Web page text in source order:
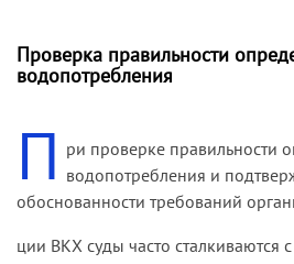
отклонил и
методику расчета объемов
объемам водопотребления
сторонами и не учитывает
сверхнормативные и не
потери в сетях ответчика,
абонентов ответчика, в том
Проверка правильности
водопотребления
П ри проверке правильности
водопотребления и
обоснованности требований
ции ВКХ суды часто сталкиваются